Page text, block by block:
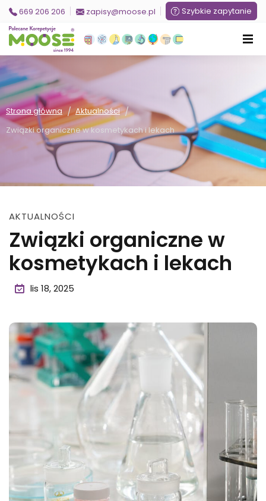
669 206 206 zapisy@moose.pl Szybkie zapytanie
Strona główna / Aktualności /
Związki organiczne w kosmetykach i lekach
AKTUALNOŚCI
Związki organiczne w
kosmetykach i lekach
lis 18, 2025